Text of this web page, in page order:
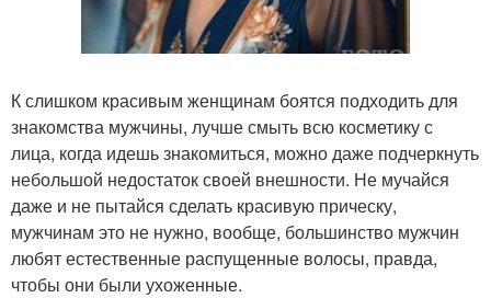
К слишком красивым женщинам боятся подходить для
знакомства мужчины, лучше смыть всю косметику с
лица, когда идешь знакомиться, можно даже подчеркнуть
небольшой недостаток своей внешности. Не мучайся
даже и не пытайся сделать красивую прическу,
мужчинам это не нужно, вообще, большинство мужчин
любят естественные распущенные волосы, правда,
чтобы они были ухоженные.